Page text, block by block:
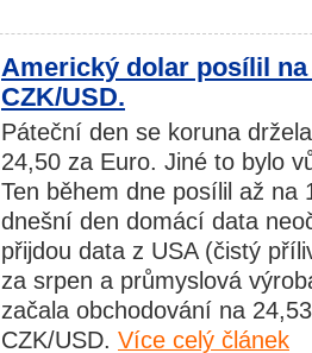
Americký dolar posílil na
CZK/USD.
Páteční den se koruna
24,50 za Euro. Jiné to bylo
Ten během dne posílil až na
dnešní den domácí data
přijdou data z USA (čistý
za srpen a průmyslová
začala obchodování na
CZK/USD. Více celý článek